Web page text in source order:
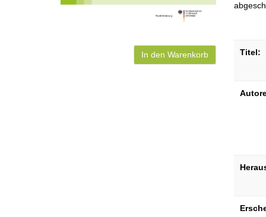
In den Warenkorb Titel: